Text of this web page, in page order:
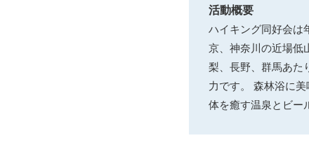
活動概要
ハイキング同好会は
京、神奈川の近場低
梨、長野、群馬あた
力です。 森林浴に
体を癒す温泉とビー